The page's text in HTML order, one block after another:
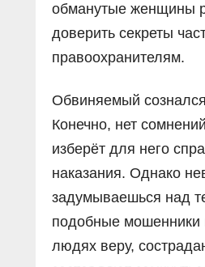
обманутые женщины
доверить секреты
правоохранителям.
Обвиняемый
Конечно, нет
изберёт для него
наказания. Однако
задумываешься над
подобные
людях веру,